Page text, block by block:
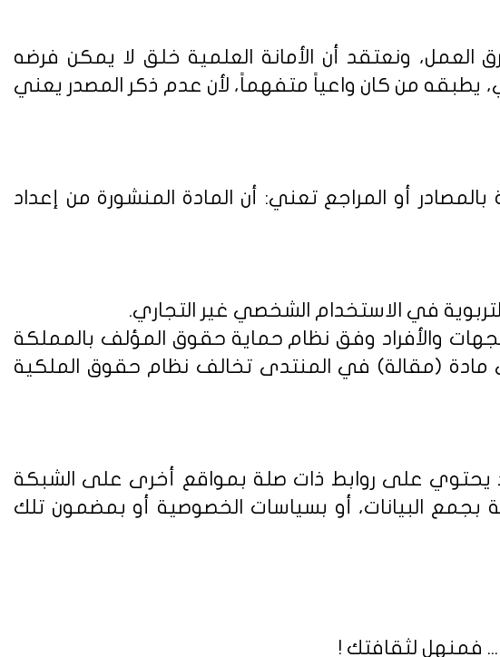
العمل، ونعتقد أن الأمانة العلمية خلق لا يمكن فرضه
من كان واعياً متفهماً، لأن عدم ذكر المصدر يعني
أو المراجع تعني: أن المادة المنشورة من إعداد
في الاستخدام الشخصي غير التجاري.
والأفراد وفق نظام حماية حقوق المؤلف بالمملكة
(مقالة) في المنتدى تخالف نظام حقوق الملكية
قد يحتوي على روابط ذات صلة بمواقع أخرى على الشبكة
بجمع البيانات، أو بسياسات الخصوصية أو بمضمون تلك